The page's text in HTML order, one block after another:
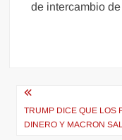
de intercambio
Navegación
de
TRUMP DICE QUE LOS
DINERO Y MACRON